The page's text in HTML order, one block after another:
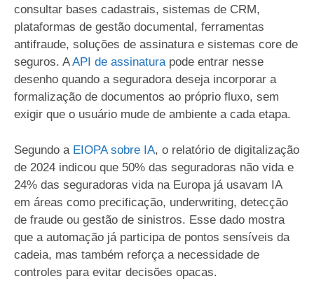
consultar bases cadastrais, sistemas de CRM,
plataformas de gestão documental, ferramentas
antifraude, soluções de assinatura e sistemas core de
seguros. AAPI de assinaturapode entrar nesse
desenho quando a seguradora deseja incorporar a
formalização de documentos ao próprio fluxo, sem
exigir que o usuário mude de ambiente a cada etapa.
Segundo a EIOPA sobre IA, o relatório de digitalização
de 2024 indicou que 50% das seguradoras não vida e
24% das seguradoras vida na Europa já usavam IA
em áreas como precificação, underwriting, detecção
de fraude ou gestão de sinistros. Esse dado mostra
que a automação já participa de pontos sensíveis da
cadeia, mas também reforça a necessidade de
controles para evitar decisões opacas.